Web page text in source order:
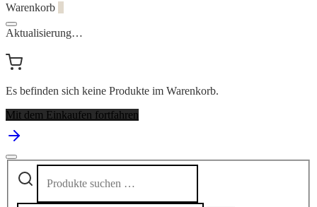
Warenkorb
Aktualisierung…
Es befinden sich keine Produkte im Warenkorb.
Mit dem Einkaufen fortfahren
Suchen
nach: